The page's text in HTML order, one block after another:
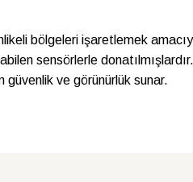
bölgeleri işaretlemek
sensörlerle
ve görünürlük sunar.